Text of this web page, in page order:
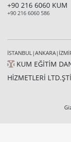
+90 216 6060 KUM
+90 216 6060 586
KUM EĞİTİM
HİZMETLERİ